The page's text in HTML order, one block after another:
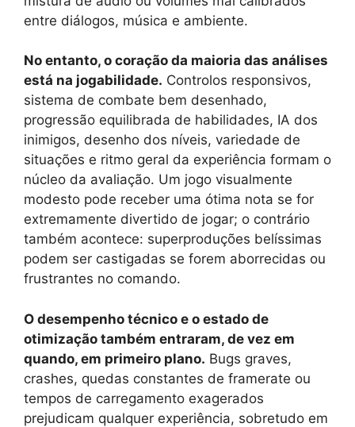
entre diálogos, música e ambiente.
No entanto, o coração da maioria das análises
está na jogabilidade. Controlos responsivos,
sistema de combate bem desenhado,
progressão equilibrada de habilidades, IA dos
inimigos, desenho dos níveis, variedade de
situações e ritmo geral da experiência formam o
núcleo da avaliação. Um jogo visualmente
modesto pode receber uma ótima nota se for
extremamente divertido de jogar; o contrário
também acontece: superproduções belíssimas
podem ser castigadas se forem aborrecidas ou
frustrantes no comando.
O desempenho técnico e o estado de
otimização também entraram, de vez em
quando, em primeiro plano. Bugs graves,
crashes, quedas constantes de framerate ou
tempos de carregamento exagerados
prejudicam qualquer experiência, sobretudo em